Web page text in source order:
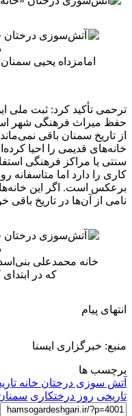
امامزداه یحیی
ترحمی تأکید کرد: ثبت ملی
حفظ میراث فرهنگی شهر است
از تاریخ سمنان باقی
خانه‌های قدیمی را احیا
سنتی یا مراکز فرهنگی
کاری را دارد اما متاسفانه
برعکس است. اگر این
نامی از آن‌ها در تاریخ باقی
خانه محمدعلی
که در
انتهای پیام
منبع: خبرگزاری ایسنا
برچسب ها
آتش سوزی درختان خانه
تاریخی روز درختکاری